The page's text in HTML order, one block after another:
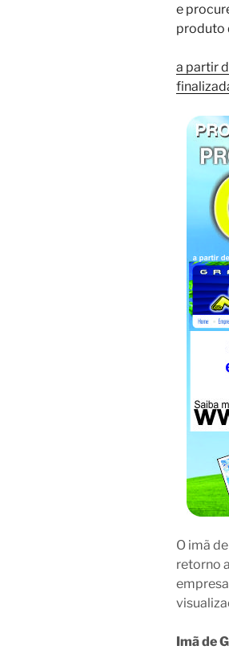
e
produto
a partir
O imã
retorno
Imã de